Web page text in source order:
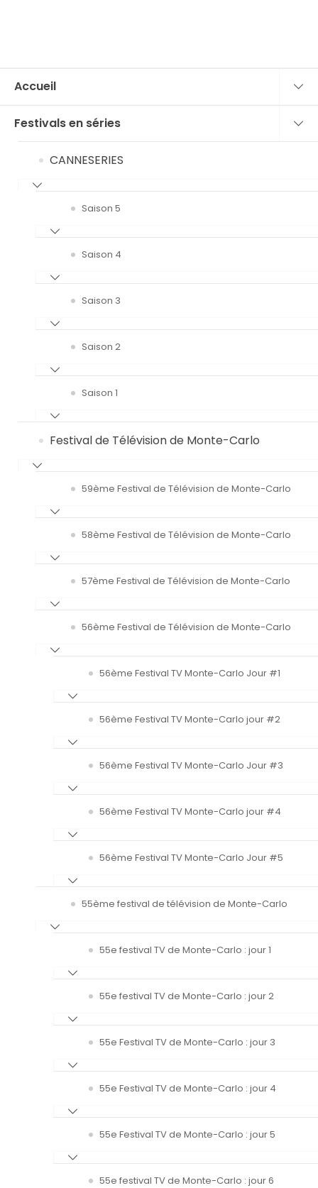
Accueil
Festivals en séries
CANNESERIES
Saison 5
Saison 4
Saison 3
Saison 2
Saison 1
Festival de Télévision de Monte-Carlo
59ème Festival de Télévision de Monte-Carlo
58ème Festival de Télévision de Monte-Carlo
57ème Festival de Télévision de Monte-Carlo
56ème Festival de Télévision de Monte-Carlo
56ème Festival TV Monte-Carlo Jour #1
56ème Festival TV Monte-Carlo jour #2
56ème Festival TV Monte-Carlo Jour #3
56ème Festival TV Monte-Carlo jour #4
56ème Festival TV Monte-Carlo Jour #5
55ème festival de télévision de Monte-Carlo
55e festival TV de Monte-Carlo : jour 1
55e festival TV de Monte-Carlo : jour 2
55e Festival TV de Monte-Carlo : jour 3
55e Festival TV de Monte-Carlo : jour 4
55e Festival TV de Monte-Carlo : jour 5
55e festival TV de Monte-Carlo : jour 6